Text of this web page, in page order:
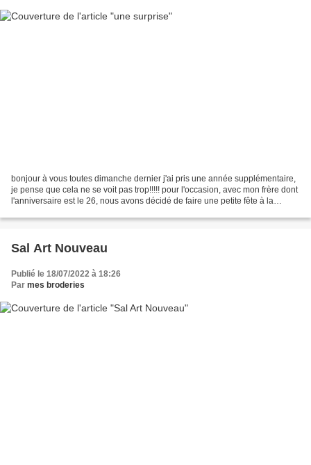
bonjour à vous toutes dimanche dernier j'ai pris une année supplémentaire,
je pense que cela ne se voit pas trop!!!!! pour l'occasion, avec mon frère dont
l'anniversaire est le 26, nous avons décidé de faire une petite fête à la
Sal Art Nouveau
Publié le 18/07/2022 à 18:26
Par mes broderies